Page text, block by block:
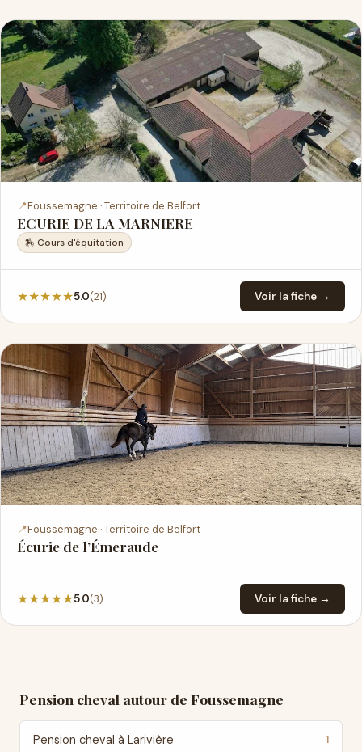
📍Foussemagne · Territoire de Belfort
ECURIE DE LA MARNIERE
🏇 Cours d'équitation
★★★★★5.0(21) Voir la fiche →
📍Foussemagne · Territoire de Belfort
Écurie de l’Émeraude
★★★★★5.0(3) Voir la fiche →
Pension cheval autour de Foussemagne
Pension cheval à Larivière 1